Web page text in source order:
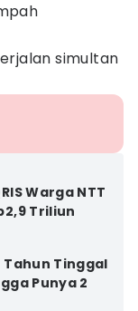
simultan
Warga NTT
Triliun
Tahun Tinggal
Punya 2